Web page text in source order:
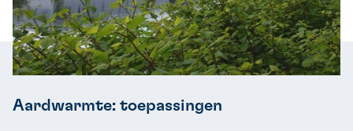
Aardwarmte: toepassingen